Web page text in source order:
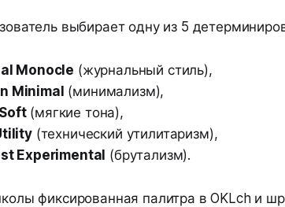
выбирает одну из 5
Monocle (журнальный стиль),
Minimal (минимализм),
(мягкие тона),
(технический утилитаризм),
Experimental (брутализм).
фиксированная палитра в OKLch и